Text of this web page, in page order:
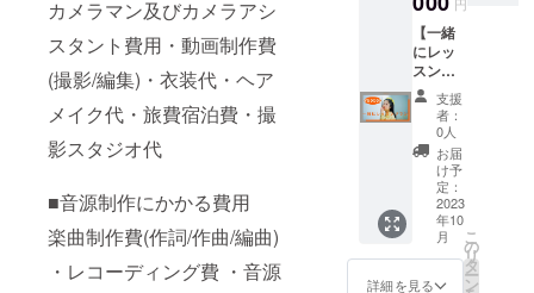
カメラマン及びカメラアシ
スタント費用・動画制作費
(撮影/編集)・衣装代・ヘア
メイク代・旅費宿泊費・撮
影スタジオ代
■音源制作にかかる費用
楽曲制作費(作詞/作曲/編曲)
・レコーディング費 ・音源
使用さ
れる可
能性が
ありま
す。
が会場
内に入
り、ご
来場の
お客様
の様子
が媒体
や商品
映像に
映りこ
む場合
がござ
いま
大阪市
西区西
本町1-
7-21
NISHIM
OTO
BLDG
B1
せてく
ださい
ね♪ ※使
用許可
はこち
らで行
いま
す。 ※
備考欄
にリク
エスト
曲を第3
希望ま
き下さ
5分間。
待ち時
間含め
ライブ
終了後
から30
分ほど
お時間
くださ
2023年
9月16日
のワン
マンラ
イブ終
サン
キュー
カード
を同
封。
Acherie
の私
物、
YAMAH
Aのヘッ
ドホン
(HPH-
150 W)
にサイ
ンを書
【一緒
にレッ
スンプ
ラン】
リター
ン内
容：
①Ache
rie本人
と一緒
にOne
Music
Salonで
45分間
支援
者：
0人
お届
け予
定：
2023
年10
月
詳細を見る
こ
の
リ
タ
ー
ン